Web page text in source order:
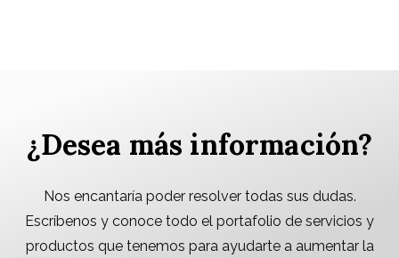
¿Desea más información?
Nos encantaría poder resolver todas sus dudas.
Escríbenos y conoce todo el portafolio de servicios y
productos que tenemos para ayudarte a aumentar la